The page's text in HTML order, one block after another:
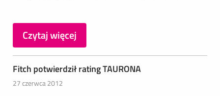
Czytaj więcej
Fitch potwierdził rating TAURONA
27 czerwca 2012